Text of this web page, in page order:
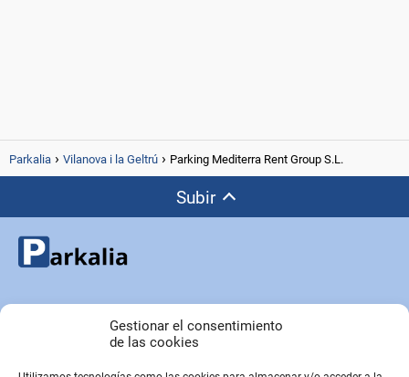
Gestionar el consentimiento
de las cookies
Parkalia Vilanova i la Geltrú Parking Mediterra Rent Group S.L.
Subir
Copyright © Parkalia.es